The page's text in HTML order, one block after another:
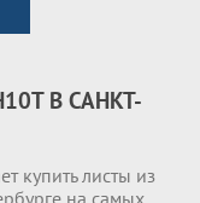
В САНКТ-
купить листы из
на самых